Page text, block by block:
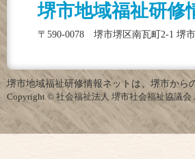
堺市地域福祉研修
〒590-0078 堺市堺区南瓦町2-1 堺
堺市地域福祉研修情報ネットは、堺市から
Copyright © 社会福祉法人 堺市社会福祉協議会